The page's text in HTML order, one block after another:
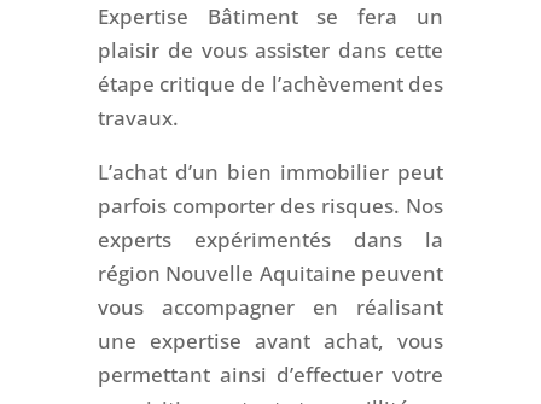
Expertise Bâtiment se fera un
plaisir de vous assister dans cette
étape critique de l’achèvement des
travaux.
L’achat d’un bien immobilier peut
parfois comporter des risques. Nos
experts expérimentés dans la
région Nouvelle Aquitaine peuvent
vous accompagner en réalisant
une expertise avant achat, vous
permettant ainsi d’effectuer votre